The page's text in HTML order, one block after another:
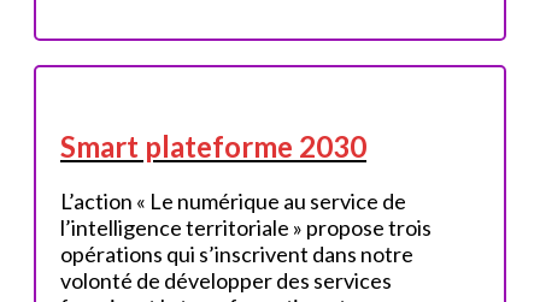
Smart plateforme 2030
L’action « Le numérique au service de
l’intelligence territoriale » propose trois
opérations qui s’inscrivent dans notre
volonté de développer des services